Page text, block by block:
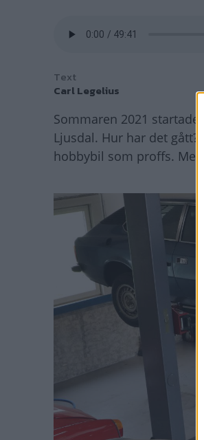
Text
Carl Legelius
Sommaren 2021 startade
Ljusdal. Hur har det
hobbybil som proffs.